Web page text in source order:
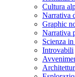
Cultura
Narrativa
Graphic
Narrativa
Scienza
Introvabili